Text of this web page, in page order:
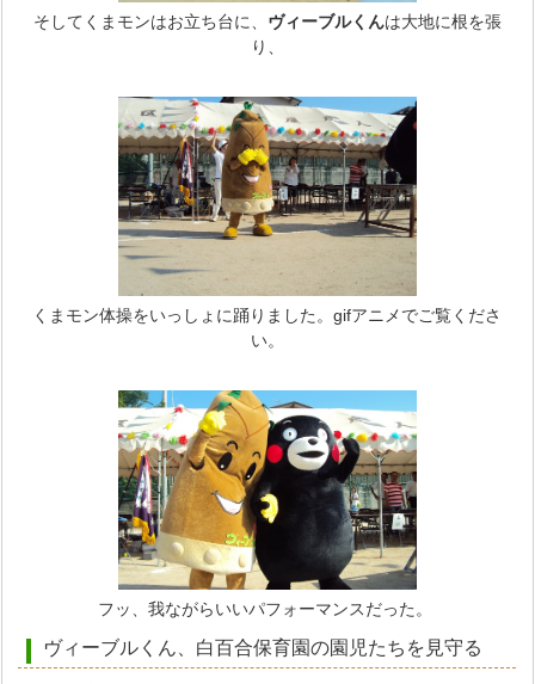
そしてくまモンはお立ち台に、 ヴィーブルくんは大地に根を張
り、
くまモン体操をいっしょに踊りました。gifアニメでご覧くださ
い。
フッ、我ながらいいパフォーマンスだった。
ヴィーブルくん、白百合保育園の園児たちを見守る